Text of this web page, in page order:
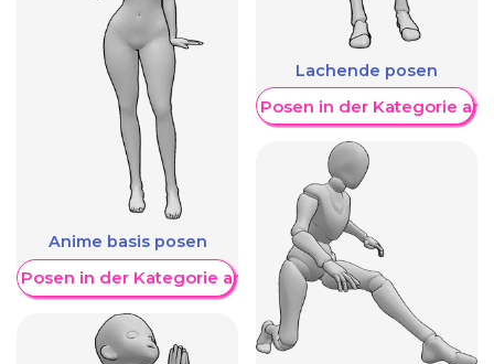
Anime basis posen
Posen in der Kategorie anzeigen
Lachende posen
Weitere Posen in der Kategorie